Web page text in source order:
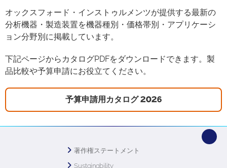
オックスフォード・インストゥルメンツが提供する最新の
分析機器・製造装置を機器種別・価格帯別・アプリケーシ
ョン分野別に掲載しています。
下記ページからカタログPDFをダウンロードできます。製
品比較や予算申請にお役立てください。
予算申請用カタログ 2026
著作権ステートメント
Sustainability